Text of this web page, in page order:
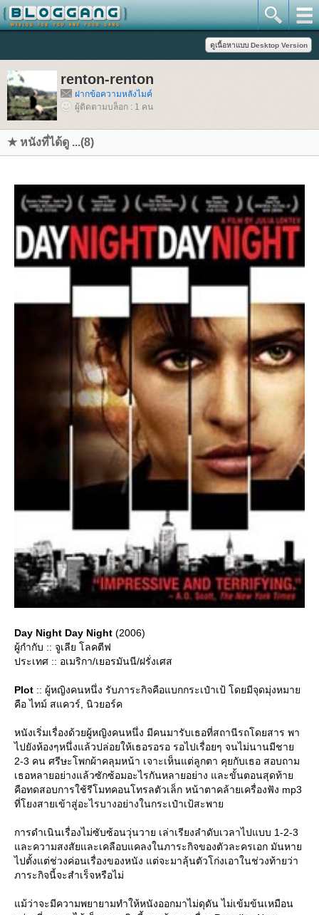
renton-renton
ฝากข้อความหลังไมค์
ผู้ติดตามบล็อก : 1 คน
★ หนังที่ได้ดู ...(8)
Day Night Day Night (2006)
ผู้กำกับ :: จูเลีย โลคตีฟ
ประเทศ :: อเมริกา/เยอรมันนี/ฝรั่งเศส
Plot :: ผู้หญิงคนหนึ่ง รับภาระกิจคือแบกกระเป๋าเป้ โดยมีจุดมุ่งหมา
คือ ไทม์ สแควร์, นิวยอร์ค
หนังเริ่มเรื่องด้วยผู้หญิงคนหนึ่ง มีคนมารับเธอที่สถานีรถโดยสาร พา
ไปยังห้องๆหนึ่งแล้วปล่อยให้เธอรอรอ รอไปเรื่อยๆ จนไม่นานมีชา
2-3 คน ศรีษะโพกผ้าคลุมหน้า เจาะเห็นแต่ลูกตา คุยกับเธอ สอบถาม
เธอหลายอย่างแล้วซักซ้อมอะไรกันหลายอย่าง และขั้นตอนสุดท้า
คือทดสอบการใช้รีโมทคอนโทรลตัวเล็ก หน้าตาคล้ายเครื่องฟัง mp3
ที่โยงสายเข้าสู่อะไรบางอย่างในกระเป๋าเป้สะพา
การดำเนินเรื่องไม่ซับซ้อนวุ่นวาย เล่าเรียงลำดับเวลาไปแบบ 1-2-3
ละความสงสัยและเคลือบแคลงในภาระกิจของตัวละครเอก มันหา
ไปตั้งแต่ช่วงค่อนเรื่องของหนัง แต่จะมาลุ้นตัวโก่งเอาในช่วงท้ายว่า
ภาระกิจนี้จะสำเร็จหรือไม่
ม้ว่าจะมีความพยายามทำให้หนังออกมาไม่ดุดัน ไม่เข้มข้นเหมือน